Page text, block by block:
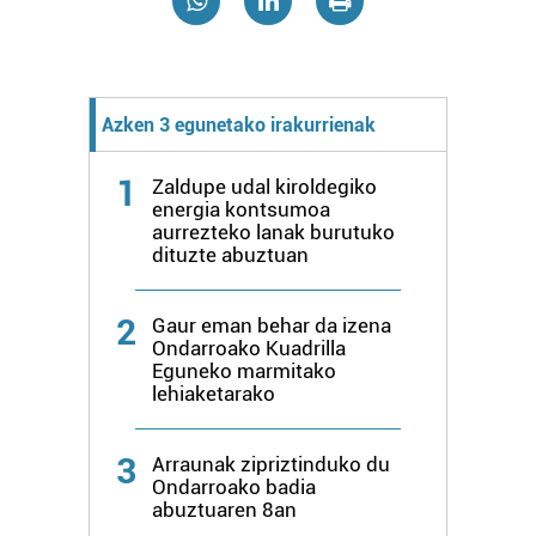
zerbitzuak hobetzeko asmoz, cookie teknologiaz
baliatzen gara. Ohar hau onartuz gero, teknologia hori
erabiltzeko baimen esplizitua ematen diguzu.Gehiago
Azken 3 egunetako irakurrienak
1
Zaldupe udal kiroldegiko
energia kontsumoa
aurrezteko lanak burutuko
dituzte abuztuan
2
Gaur eman behar da izena
Ondarroako Kuadrilla
Eguneko marmitako
lehiaketarako
3
Arraunak zipriztinduko du
Ondarroako badia
abuztuaren 8an